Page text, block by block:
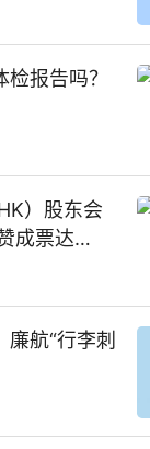
报告吗？
）股东会
成票达
航“行李刺